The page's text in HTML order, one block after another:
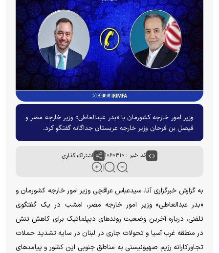
وزیر امور خارجه کشورمان با «بدر عبدالعاطی» وزیر خارجه مصر و
فیصل بن فرحان وزیر خارجه عربستان جداگانه گفتگو کرد.
کد خبر : ۱۰۶۰۴۱۰ اشتراک گذاری
به گزارش خبرگزاری آنا، سیدعباس عراقچی وزیر امور خارجه کشورمان و
«بدر عبدالعاطی» وزیر امور خارجه مصر، امشب در یک گفتگوی
تلفنی، درباره آخرین وضعیت روندهای دیپلماتیک برای کاهش تنش
در منطقه غرب آسیا و تحولات جاری در لبنان در سایه تشدید حملات
تجاوزکارانه رژیم صهیونیستی به مناطق جنوبی این کشور و پیامدهای